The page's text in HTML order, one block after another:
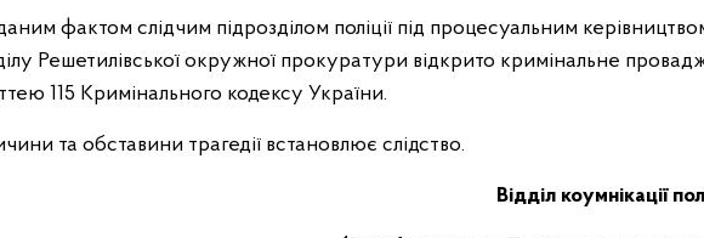
фактом слідчим підрозділом поліції під процесуальним
Решетилівської окружної прокуратури відкрито кримінальне
115 Кримінального кодексу України.
та обставини трагедії встановлює слідство.
Відділ коумнікації